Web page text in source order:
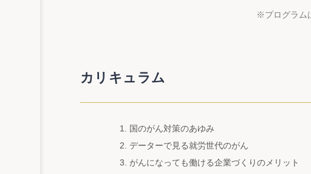
※プログラム
カリキュラム
1. 国のがん対策のあゆみ
2. データーで見る就労世代のがん
3. がんになっても働ける企業づくりのメリット